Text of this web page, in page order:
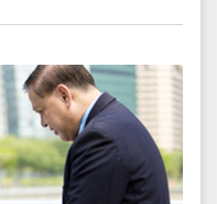
والفكري في عصر النهضة
الجغرافية.